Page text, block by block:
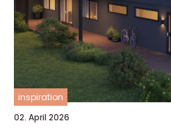
inspiration
02. April 2026